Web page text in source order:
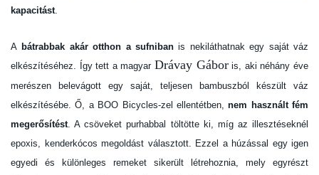
kapacitást.
A bátrabbak akár otthon a sufniban is nekiláthatnak egy saját váz
elkészítéséhez. Így tett a magyar Drávay Gáboris, aki néhány éve
merészen belevágott egy saját, teljesen bambuszból készült váz
elkészítésébe. Ő, a BOO Bicycles-zel ellentétben,nem használt fém
megerősítést. A csöveket purhabbal töltötte ki, míg az illesztéseknél
epoxis, kenderkócos megoldást választott. Ezzel a húzással egy igen
egyedi és különleges remeket sikerült létrehoznia, mely egyrészt